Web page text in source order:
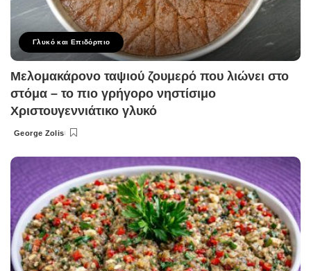
Γλυκό και Επιδόρπιο
Μελομακάρονο ταψιού ζουμερό που λιώνει στο
στόμα – το πιο γρήγορο νηστίσιμο
Χριστουγεννιάτικο γλυκό
Posted
George Zolis